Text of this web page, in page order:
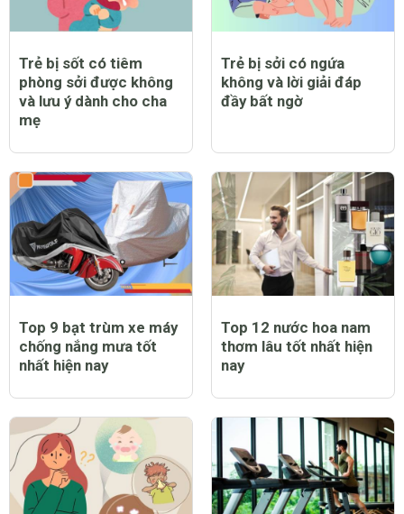
Trẻ bị sốt có tiêm
phòng sởi được không
và lưu ý dành cho cha
mẹ
Trẻ bị sởi có ngứa
không và lời giải đáp
đầy bất ngờ
Top 9 bạt trùm xe máy
chống nắng mưa tốt
nhất hiện nay
Top 12 nước hoa nam
thơm lâu tốt nhất hiện
nay